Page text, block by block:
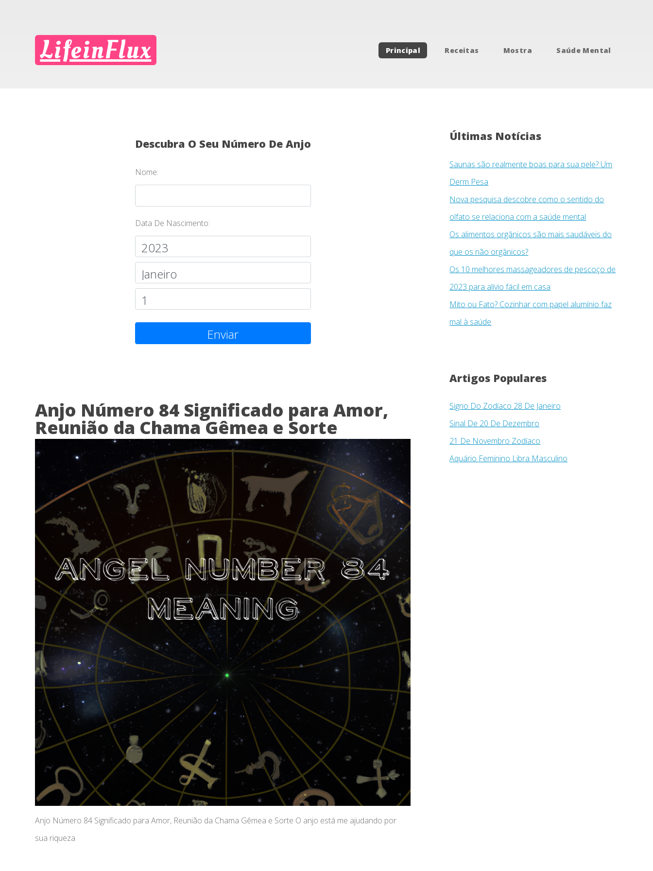
LifeinFlux Principal Receitas Mostra Saúde Mental
Descubra O Seu Número De Anjo
Nome:
Data De Nascimento:
Enviar
Anjo Número 84 Significado para Amor,
Reunião da Chama Gêmea e Sorte
Anjo Número 84 Significado para Amor, Reunião da Chama Gêmea e Sorte O anjo está me ajudando por
sua riqueza
Últimas Notícias
Saunas são realmente boas para sua pele? Um
Derm Pesa
Nova pesquisa descobre como o sentido do
olfato se relaciona com a saúde mental
Os alimentos orgânicos são mais saudáveis ​​do
que os não orgânicos?
Os 10 melhores massageadores de pescoço de
2023 para alívio fácil em casa
Mito ou Fato? Cozinhar com papel alumínio faz
mal à saúde
Artigos Populares
Signo Do Zodíaco 28 De Janeiro
Sinal De 20 De Dezembro
21 De Novembro Zodíaco
Aquário Feminino Libra Masculino